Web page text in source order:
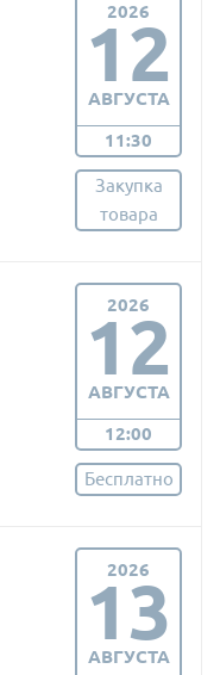
2026
12
АВГУСТА
11:30
Закупка
товара
2026
12
АВГУСТА
12:00
Бесплатно
2026
13
АВГУСТА